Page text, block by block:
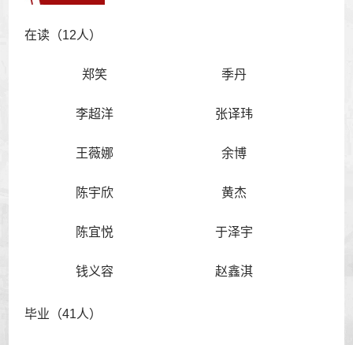
在读（12人）
郑笑 季丹
李超洋 张译玮
王薇娜 余博
陈宇欣 黄杰
陈宜悦 于泽宇
钱义容 赵鑫淇
毕业（41人）